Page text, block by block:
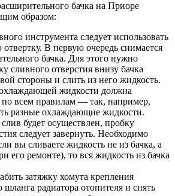
бачка на Приоре
образом:
инструмента следует использовать
отвертку. В первую очередь снимается
бачка. Для этого нужно
сливного отверстия внизу бачка
стороны и слить из него жидкость.
жидкости должна
по всем правилам — так, например,
разные охлаждающие жидкости.
будет осуществлен, пробку
следует завернуть. Необходимо
вы сливаете жидкость не из бачка, а
его ремонте), то вся жидкость из бачка
затяжку хомута крепления
шланга радиатора отопителя и снять